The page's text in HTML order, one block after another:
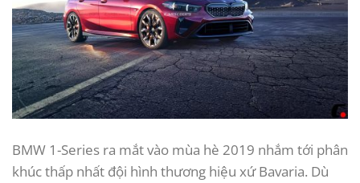
BMW 1-Series ra mắt vào mùa hè 2019 nhắm tới phân
khúc thấp nhất đội hình thương hiệu xứ Bavaria. Dù